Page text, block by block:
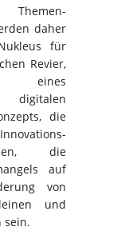
Themen-
daher
für
Revier,
eines
die
die
auf
von
und
sein.